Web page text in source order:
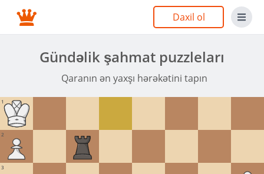
Daxil ol
Gündəlik şahmat puzzleları
Qaranın ən yaxşı hərəkətini tapın
1
2
3